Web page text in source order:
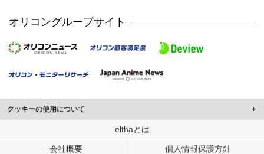
オリコングループサイト
クッキーの使用について
このサイトでは Cookie を使用して、ユーザーに合わせたコンテンツや広告の
行っています。
elthaとは
会社概要 個人情報保護方針